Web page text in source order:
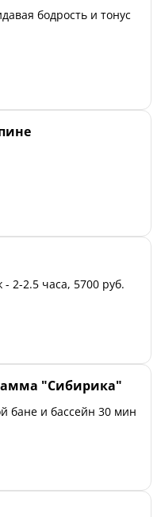
бодрость и тонус
2-2.5 часа, 5700 руб.
"Сибирика"
бане и бассейн 30 мин